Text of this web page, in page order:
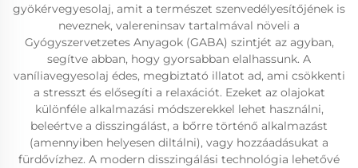
gyökérvegyesolaj, amit a természet szenvedélyesítőjének is
neveznek, valereninsav tartalmával növeli a
Gyógyszervetzetes Anyagok (GABA) szintjét az agyban,
segítve abban, hogy gyorsabban elalhassunk. A
vaníliavegyesolaj édes, megbiztató illatot ad, ami csökkenti
a stresszt és elősegíti a relaxációt. Ezeket az olajokat
különféle alkalmazási módszerekkel lehet használni,
beleértve a disszingálást, a bőrre történő alkalmazást
(amennyiben helyesen diltálni), vagy hozzáadásukat a
fürdővízhez. A modern disszingálási technológia lehetővé